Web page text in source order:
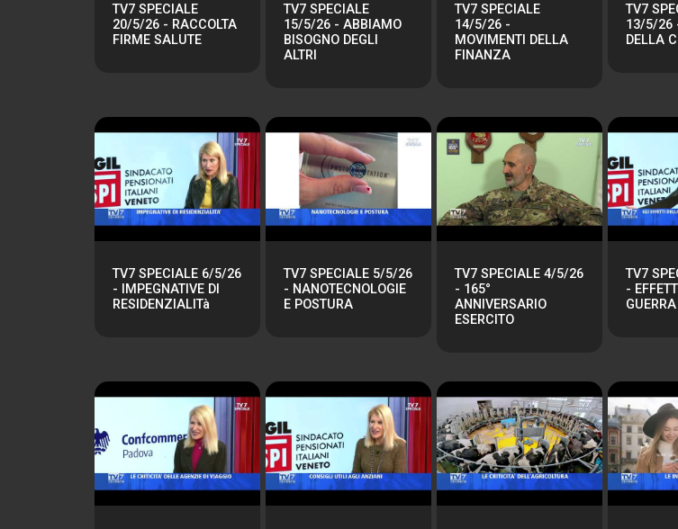
TV7 SPECIALE
20/5/26 - RACCOLTA
FIRME SALUTE
TV7 SPECIALE
15/5/26 - ABBIAMO
BISOGNO DEGLI
ALTRI
TV7 SPECIALE
14/5/26 -
MOVIMENTI DELLA
FINANZA
TV7
13/5/26
DELLA
TV7 SPECIALE 6/5/26
- IMPEGNATIVE DI
RESIDENZIALITà
TV7 SPECIALE 5/5/26
- NANOTECNOLOGIE
E POSTURA
TV7 SPECIALE 4/5/26
- 165°
ANNIVERSARIO
ESERCITO
TV7
-
GUERRA